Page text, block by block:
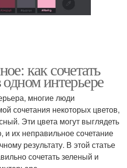
как сочетать
одном интерьере
многие люди
сочетания некоторых цветов,
Эти цвета могут выглядеть
и их неправильное сочетание
результату. В этой статье
сочетать зеленый и